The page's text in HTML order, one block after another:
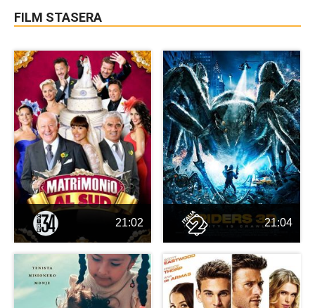
FILM STASERA
21:02 21:04